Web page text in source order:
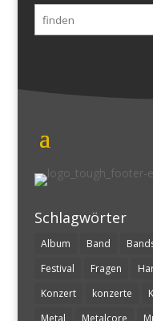
Suchen
nach:
Schlagwörter
Album Band
Festival
Fragen
Konzert
konzerte
Metal
Metalcore